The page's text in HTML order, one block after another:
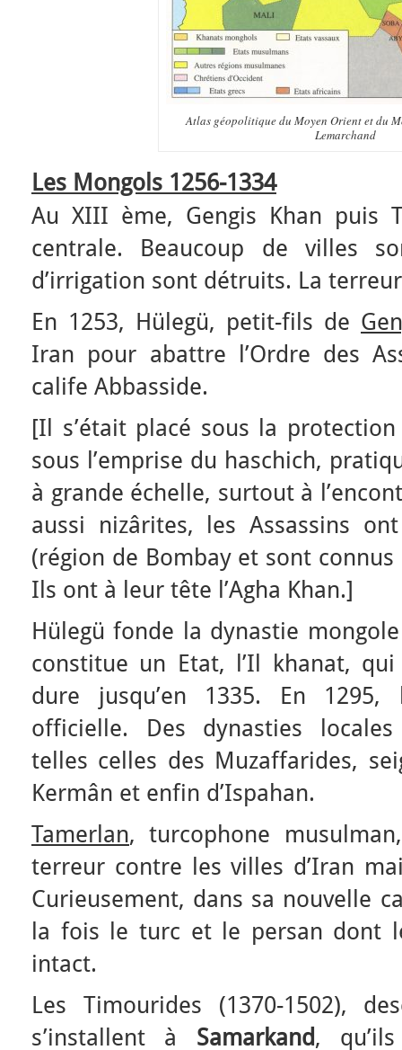
Atlas géopolitique du Moyen Orient et du
Lemarchand
Les Mongols 1256-1334
Au XIII ème, Gengis Khan puis
centrale. Beaucoup de villes
d’irrigation sont détruits. La
En 1253, Hülegü, petit-fils de
Iran pour abattre l’Ordre des
calife Abbasside.
[Il s’était placé sous la protection
sous l’emprise du haschich,
à grande échelle, surtout à
aussi nizârites, les Assassins
(région de Bombay et sont
Ils ont à leur tête l’Agha Khan.]
Hülegü fonde la dynastie
constitue un Etat, l’Il khanat,
dure jusqu’en 1335. En 1295,
officielle. Des dynasties locales
telles celles des Muzaffarides,
Kermân et enfin d’Ispahan.
Tamerlan, turcophone
terreur contre les villes d’Iran
Curieusement, dans sa nouvelle
la fois le turc et le persan dont
intact.
Les Timourides (1370-1502),
s’installent à Samarkand,